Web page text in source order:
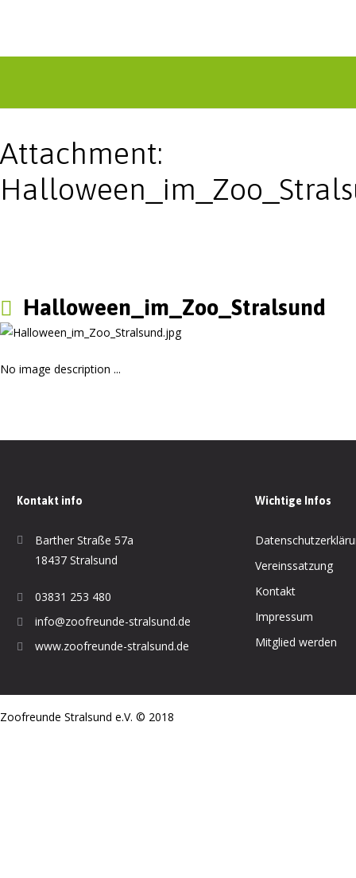
Attachment:
Halloween_im_Zoo_Stralsund
No image description ...
Kontakt info
Barther Straße 57a
18437 Stralsund
03831 253 480
info@zoofreunde-stralsund.de
www.zoofreunde-stralsund.de
Wichtige Infos
Vereinssatzung
Kontakt
Impressum
Mitglied werden
Zoofreunde Stralsund e.V. © 2018